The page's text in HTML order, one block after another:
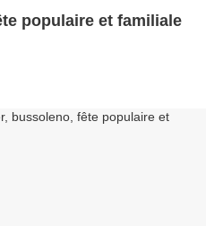
populaire et familiale